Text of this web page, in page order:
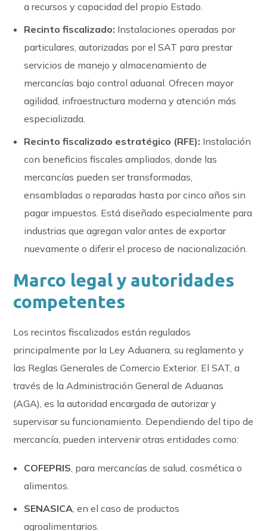
a recursos y capacidad del propio Estado.
Recinto fiscalizado: Instalaciones operadas por
particulares, autorizadas por el SAT para prestar
servicios de manejo y almacenamiento de
mercancías bajo control aduanal. Ofrecen mayor
agilidad, infraestructura moderna y atención más
especializada.
Recinto fiscalizado estratégico (RFE): Instalación
con beneficios fiscales ampliados, donde las
mercancías pueden ser transformadas,
ensambladas o reparadas hasta por cinco años sin
pagar impuestos. Está diseñado especialmente para
industrias que agregan valor antes de exportar
nuevamente o diferir el proceso de nacionalización.
Marco legal y autoridades
competentes
Los recintos fiscalizados están regulados
principalmente por la Ley Aduanera, su reglamento y
las Reglas Generales de Comercio Exterior. El SAT, a
través de la Administración General de Aduanas
(AGA), es la autoridad encargada de autorizar y
supervisar su funcionamiento. Dependiendo del tipo de
mercancía, pueden intervenir otras entidades como:
COFEPRIS, para mercancías de salud, cosmética o
alimentos.
SENASICA, en el caso de productos
agroalimentarios.